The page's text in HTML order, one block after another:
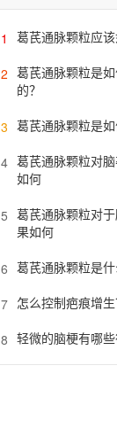
1 葛芪通脉颗粒应该
2 葛芪通脉颗粒是
的？
3 葛芪通脉颗粒是如
4 葛芪通脉颗粒对
如何
5 葛芪通脉颗粒对
果如何
6 葛芪通脉颗粒是什
7 怎么控制疤痕增生
8 轻微的脑梗有哪些